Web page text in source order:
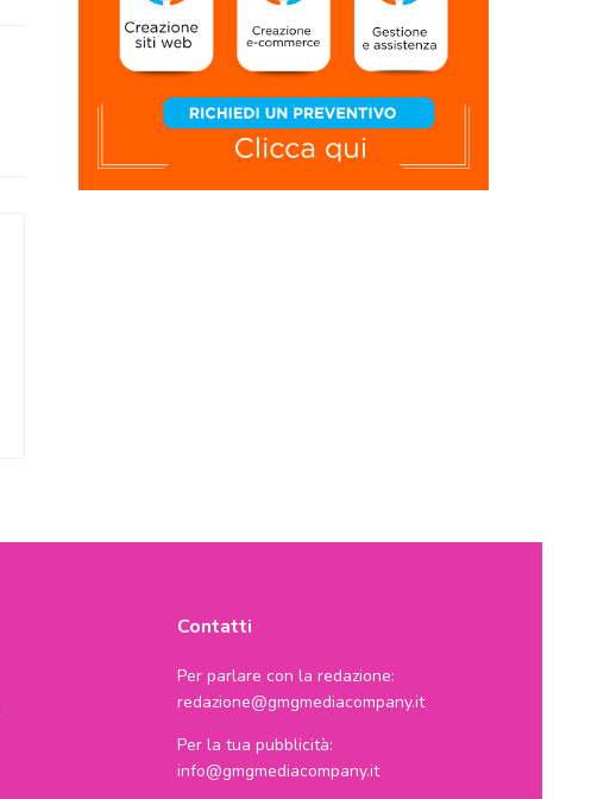
Contatti
Per parlare con la redazione:
redazione@gmgmediacompany.it
Per la tua pubblicità:
info@gmgmediacompany.it